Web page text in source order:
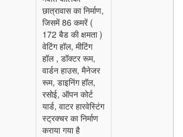
छात्रावास का निर्माण,
जिसमें 86 कमरें (
172 बैड की क्षमता )
वेटिंग हॉल, मीटिंग
हॉल , डॉक्टर रूम,
वार्डन हाउस, मैनेजर
रूम, डाइनिंग हॉल,
रसोई, ऑपन कोर्ट
यार्ड, वाटर हारवेस्टिंग
स्ट्रक्चर का निर्माण
कराया गया है